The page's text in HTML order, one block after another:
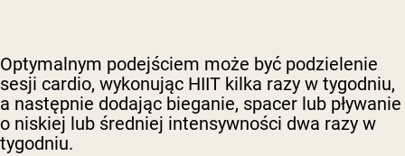
Optymalnym podejściem może być podzielenie
sesji cardio, wykonując HIIT kilka razy w tygodniu,
a następnie dodając bieganie, spacer lub pływanie
o niskiej lub średniej intensywności dwa razy w
tygodniu.